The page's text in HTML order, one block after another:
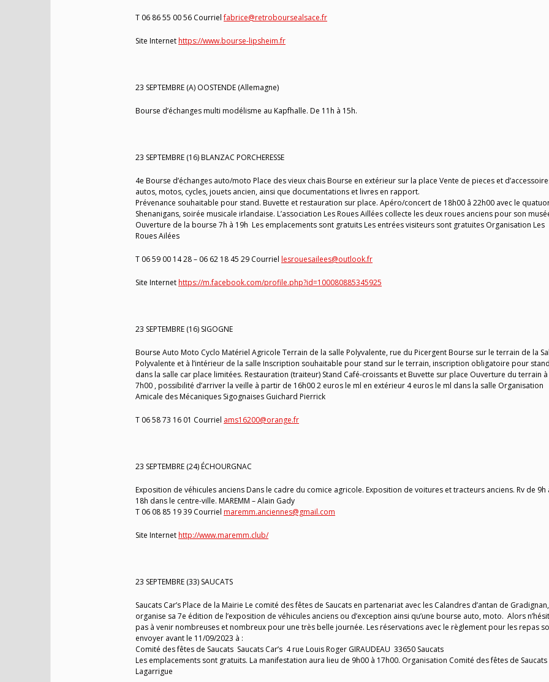
T 06 86 55 00 56 Courrielfabrice@retroboursealsace.fr
Site Internethttps://www.bourse-lipsheim.fr
23 SEPTEMBRE (A) OOSTENDE (Allemagne)
Bourse d’échanges multi modélisme au Kapfhalle. De 11h à 15h.
23 SEPTEMBRE (16) BLANZAC PORCHERESSE
4e Bourse d’échanges auto/moto Place des vieux chais Bourse en extérieur sur la place Vente de pieces et
autos, motos, cycles, jouets ancien, ainsi que documentations et livres en rapport.
Prévenance souhaitable pour stand. Buvette et restauration sur place. Apéro/concert de 18h00 â 22h00 avec le
Shenanigans, soirée musicale irlandaise. L’association Les Roues Aillées collecte les deux roues anciens pour son
Ouverture de la bourse 7h à 19h Les emplacements sont gratuits Les entrées visiteurs sont gratuites Organisation Les
Roues Ailées
T 06 59 00 14 28 – 06 62 18 45 29 Courriel lesrouesailees@outlook.fr
Site Internethttps://m.facebook.com/profile.php?id=100080885345925
23 SEPTEMBRE (16) SIGOGNE
Bourse Auto Moto Cyclo Matériel Agricole Terrain de la salle Polyvalente, rue du Picergent Bourse sur le terrain de la
Polyvalente et à l’intérieur de la salle Inscription souhaitable pour stand sur le terrain, inscription obligatoire pour stand
dans la salle car place limitées. Restauration (traiteur) Stand Café-croissants et Buvette sur place Ouverture du terrain à
7h00 , possibilité d’arriver la veille à partir de 16h00 2 euros le ml en extérieur 4 euros le ml dans la salle Organisation
Amicale des Mécaniques Sigognaises Guichard Pierrick
T 06 58 73 16 01 Courriel ams16200@orange.fr
23 SEPTEMBRE (24) ÉCHOURGNAC
Exposition de véhicules anciens Dans le cadre du comice agricole. Exposition de voitures et tracteurs anciens. Rv de 9h
18h dans le centre-ville. MAREMM – Alain Gady
T 06 08 85 19 39 Courriel maremm.anciennes@gmail.com
Site Internethttp://www.maremm.club/
23 SEPTEMBRE (33) SAUCATS
Saucats Car’s Place de la Mairie Le comité des fêtes de Saucats en partenariat avec les Calandres d’antan de Gradignan,
organise sa 7e édition de l’exposition de véhicules anciens ou d’exception ainsi qu’une bourse auto, moto. Alors
pas à venir nombreuses et nombreux pour une très belle journée. Les réservations avec le règlement pour les repas
envoyer avant le 11/09/2023 à :
Comité des fêtes de Saucats Saucats Car’s 4 rue Louis Roger GIRAUDEAU 33650 Saucats
Les emplacements sont gratuits. La manifestation aura lieu de 9h00 à 17h00. Organisation Comité des fêtes de Saucats
Lagarrigue